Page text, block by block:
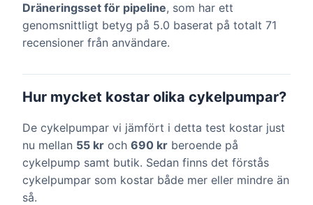
Dräneringsset för pipeline, som har ett
genomsnittligt betyg på 5.0 baserat på totalt 71
recensioner från användare.
Hur mycket kostar olika cykelpumpar?
De cykelpumpar vi jämfört i detta test kostar just
nu mellan 55 kr och 690 kr beroende på
cykelpump samt butik. Sedan finns det förstås
cykelpumpar som kostar både mer eller mindre än
så.